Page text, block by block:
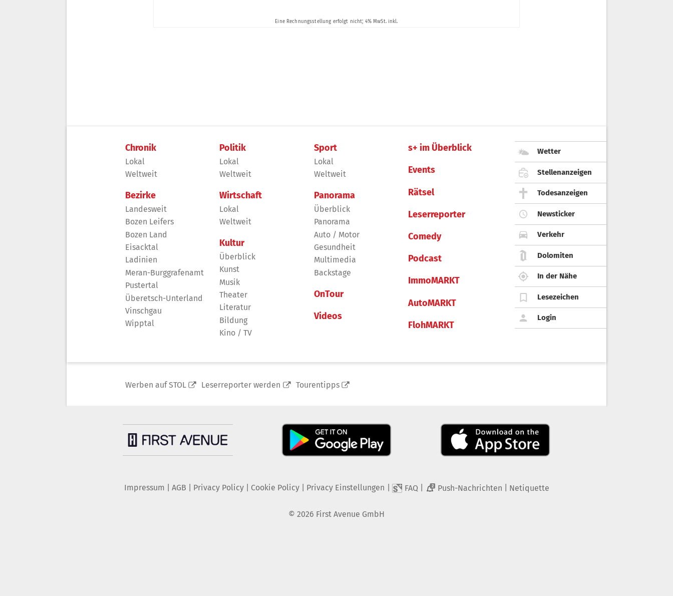
Chronik
Lokal
Weltweit
Bezirke
Landesweit
Bozen Leifers
Bozen Land
Eisacktal
Ladinien
Meran-Burggrafenamt
Pustertal
Überetsch-Unterland
Vinschgau
Wipptal
Politik
Lokal
Weltweit
Wirtschaft
Lokal
Weltweit
Kultur
Überblick
Kunst
Musik
Theater
Literatur
Bildung
Kino / TV
Sport
Lokal
Weltweit
Panorama
Überblick
Panorama
Auto / Motor
Gesundheit
Multimedia
Backstage
OnTour
Videos
s+ im Überblick
Events
Rätsel
Leserreporter
Comedy
Podcast
ImmoMARKT
AutoMARKT
FlohMARKT
Wetter
Stellenanzeigen
Todesanzeigen
Newsticker
Verkehr
Dolomiten
In der Nähe
Lesezeichen
Login
Werben auf STOL Leserreporter werden Tourentipps
Impressum AGB Privacy Policy| Cookie Policy| Privacy Einstellungen FAQ 2 Push-Nachrichten Netiquette
© 2026 First Avenue GmbH